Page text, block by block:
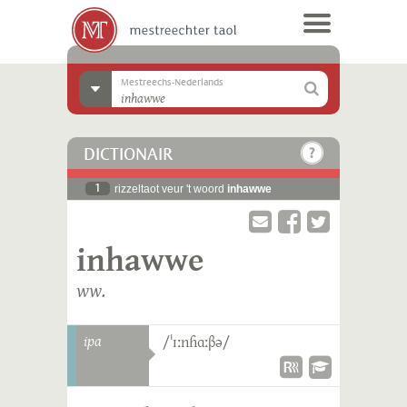
Mestreechs-Nederlands
DICTIONAIR
1 rizzeltaot veur 't woord inhawwe
inhawwe
ww.
ipa /ˈɪːnɦɑːβə/